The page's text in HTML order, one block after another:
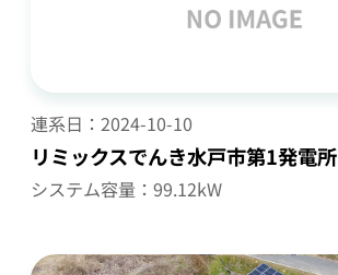
連系日： 2024-10-10
リミックスでんき水戸市第1発電所
システム容量：99.12kW